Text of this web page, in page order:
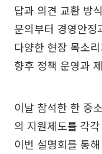
답과 의견 교환 방
문의부터 경영안정
다양한 현장 목소
향후 정책 운영과
이날 참석한 한 중
의 지원제도를 각
이번 설명회를 통